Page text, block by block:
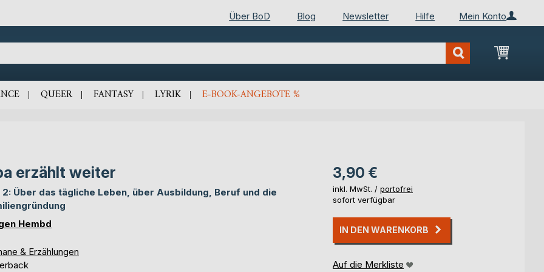
Mein Konto
Über BoD Blog Newsletter Hilfe
Mein
QUEER FANTASY LYRIK E-BOOK-ANGEBOTE %
erzählt weiter
2: Über das tägliche Leben, über Ausbildung, Beruf und die
Hembd
& Erzählungen
3,90 €
inkl. MwSt. / portofrei
sofort verfügbar
IN DEN WARENKORB
Auf die Merkliste